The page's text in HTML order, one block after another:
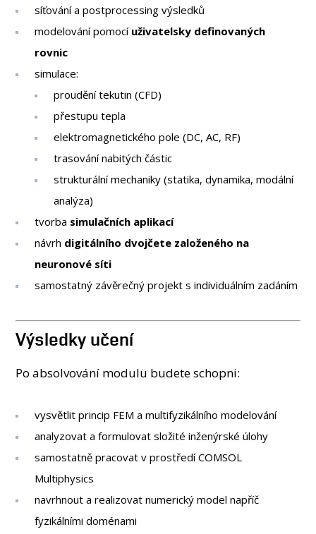
síťování a postprocessing výsledků
modelování pomocí uživatelsky definovaných
rovnic
simulace:
proudění tekutin (CFD)
přestupu tepla
elektromagnetického pole (DC, AC, RF)
trasování nabitých částic
strukturální mechaniky (statika, dynamika, modální
analýza)
tvorba simulačních aplikací
návrh digitálního dvojčete založeného na
neuronové síti
samostatný závěrečný projekt s individuálním zadáním
Výsledky učení
Po absolvování modulu budete schopni:
vysvětlit princip FEM a multifyzikálního modelování
analyzovat a formulovat složité inženýrské úlohy
samostatně pracovat v prostředí COMSOL
Multiphysics
navrhnout a realizovat numerický model napříč
fyzikálními doménami